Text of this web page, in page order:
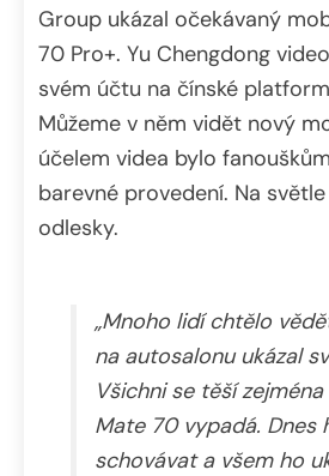
Group ukázal očekávaný
70 Pro+. Yu Chengdong
svém účtu na čínské
Můžeme v něm vidět nový
účelem videa bylo
barevné provedení. Na
odlesky.
„Mnoho lidí chtělo
na autosalonu ukázal
Všichni se těší
Mate 70 vypadá. Dnes
schovávat a všem ho